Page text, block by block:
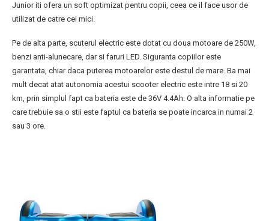
Junior iti ofera un soft optimizat pentru copii, ceea ce il face usor de
utilizat de catre cei mici.
Pe de alta parte, scuterul electric este dotat cu doua motoare de 250W,
benzi anti-alunecare, dar si faruri LED. Siguranta copiilor este
garantata, chiar daca puterea motoarelor este destul de mare. Ba mai
mult decat atat autonomia acestui scooter electric este intre 18 si 20
km, prin simplul fapt ca bateria este de 36V 4.4Ah. O alta informatie pe
care trebuie sa o stii este faptul ca bateria se poate incarca in numai 2
sau 3 ore.